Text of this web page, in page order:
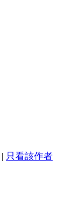
| 只看該作者